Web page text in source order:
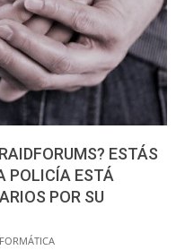
ESTÁS
POLICÍA ESTÁ
POR SU